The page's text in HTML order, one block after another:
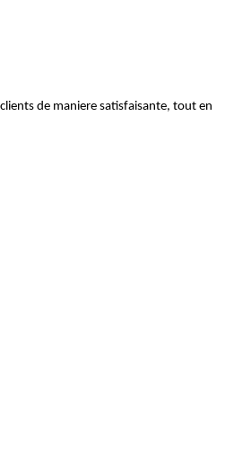
de maniere satisfaisante, tout en